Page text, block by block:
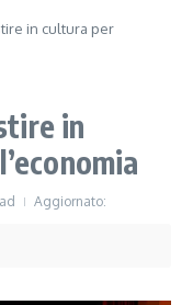
in cultura per
in
Aggiornato: